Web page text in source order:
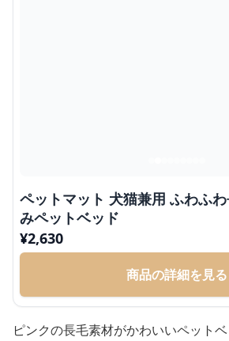
ペットマット 犬猫兼用 ふわふ
みペットベッド
¥2,630
商品の詳細を見る
ピンクの長毛素材がかわいいペット